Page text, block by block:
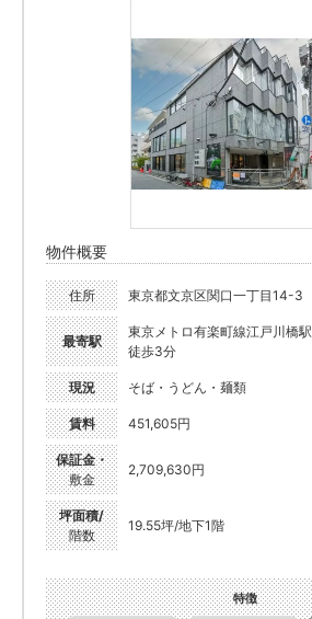
物件概要
住所 東京都文京区関口一丁目14-3
最寄駅
東京メトロ有楽町線江戸川橋駅
徒歩3分
現況 そば・うどん・麺類
賃料 451,605円
保証金・
敷金
2,709,630円
坪面積/
階数
19.55坪/地下1階
特徴